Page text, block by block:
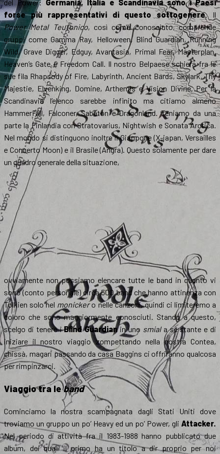
del Power: Germania, Italia e Scandinavia sono i Paesi
forse più rappresentativi di questo sottogenere. Il
Power Metal Teutonico, così com’è conosciuto, comprende
gruppi come Gamma Ray, Helloween, Blind Guardian, Running
Wild, Grave Digger, Edguy, Avantasia, Primal Fear, Masterplan,
Heaven’s Gate e Freedom Call. Il nostro Belpaese schiera fra le
sue fila Rhapsody of Fire, Labyrinth, Ancient Bards, Skylark, Thy
Majestie, Elvenking, Domine, Arthemis e Vision Divine. Per la
Scandinavia l’elenco sarebbe infinito ma citiamo almeno
HammerFall, Falconer, Sabaton e Dragonland. Teniamo da una
parte la Finlandia con Stratovarius, Nightwish e Sonata Arctica.
Nel mondo si distinguono inoltre il Giappone (X-japan, Versailles
e Concerto Moon) e il Brasile (Angra). Questo solamente per dare
un quadro generale della situazione,
ovviamente non possiamo elencare tutte le band in quanto vi
sono (conto personale) circa 500 band che hanno attinenza con
Tolkien solo nel monickero nelle canzoni, quindi ci limiteremo a
coloro che sono maggiormente conosciuti. Stando a questo,
scelgo di tenere iBlind Guardianin uno smial a sé stante e di
iniziare il nostro viaggio zompettando nella nostra Contea,
chissà, magari passando da casa Baggins ci offriranno qualcosa
per rimpinzarci.
Viaggio tra leband
Cominciamo la nostra scampagnata dagli Stati Uniti dove
troviamo un gruppo un po’ Heavy ed un po’ Power, gli Attacker.
Nel periodo di attività fra il 1983-1988 hanno pubblicato due
album, dei quali il primo ha un titolo a dir proprio per noi